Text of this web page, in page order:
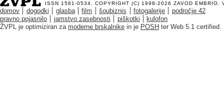
ISSN 1581-0534. COPYRIGHT (C) 1998-2026 ZAVOD EMBRIO .
domov dogodki glasba film šoubiznis fotogalerije
področje 42
pravno pojasnilo
jamstvo zasebnosti piškotki
kulofon
ŽVPL je optimiziran za moderne brskalnike in je POSH ter Web 5.1 certified.